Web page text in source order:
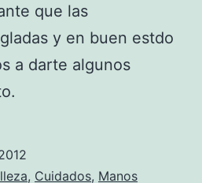
que las
y en buen estdo
a darte algunos
, Cuidados, Manos